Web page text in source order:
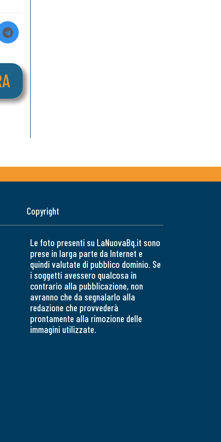
Copyright
Le foto presenti su LaNuovaBq.it sono
prese in larga parte da Internet e
quindi valutate di pubblico dominio. Se
i soggetti avessero qualcosa in
contrario alla pubblicazione, non
avranno che da segnalarlo alla
redazione che provvederà
prontamente alla rimozione delle
immagini utilizzate.